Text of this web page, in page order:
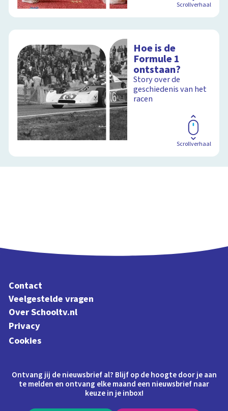
Scrollverhaal
Hoe is de
Formule 1
ontstaan?
Story over de
geschiedenis van het
racen
Scrollverhaal
Contact
Veelgestelde vragen
Over Schooltv.nl
Privacy
Cookies
Ontvang jij de nieuwsbrief al? Blijf op de hoogte door je aan
te melden en ontvang elke maand een nieuwsbrief naar
keuze in je inbox!